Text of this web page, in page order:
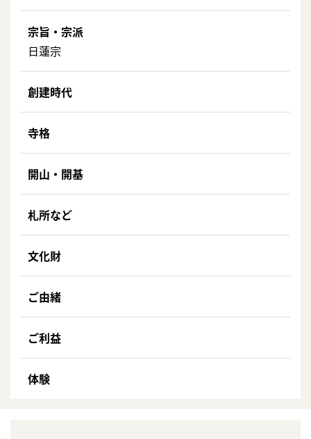
宗旨・宗派
日蓮宗
創建時代
寺格
開山・開基
札所など
文化財
ご由緒
ご利益
体験